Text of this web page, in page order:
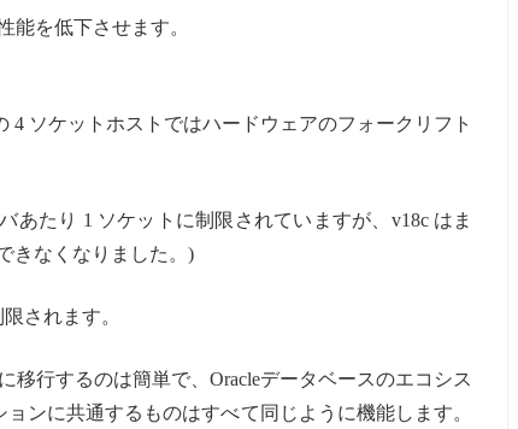
能を低下させます。
ソケットホストではハードウェアのフォークリフト
あたり 1 ソケットに制限されていますが、v18c はま
きなくなりました。)
されます。
移行するのは簡単で、Oracleデータベースのエコシス
ンに共通するものはすべて同じように機能します。